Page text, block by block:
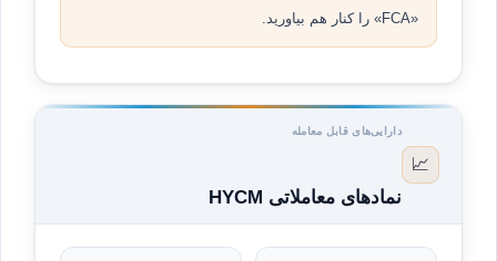
«FCA» را کنار هم بیاورید.
📈
دارایی‌های قابل معامله
نمادهای معاملاتی HYCM